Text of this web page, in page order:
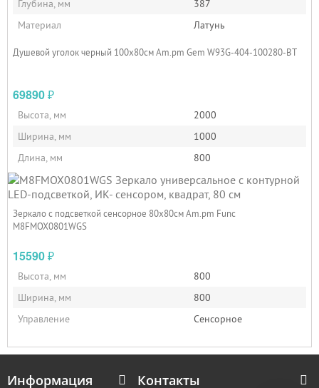
Глубина, мм
387
Материал
Латунь
Душевой уголок черный 100x80см Am.pm Gem W93G-404-100280-BT
69890₽
Высота, мм
2000
Ширина, мм
1000
Длина, мм
800
Зеркало с подсветкой сенсорное 80х80см Am.pm Func
M8FMOX0801WGS
15590₽
Высота, мм
800
Ширина, мм
800
Управление
Сенсорное
Информация Контакты